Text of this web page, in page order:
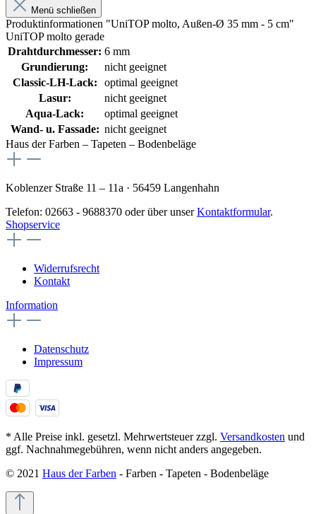
Menü schließen
Produktinformationen "UniTOP molto, Außen-Ø 35 mm - 5 cm"
UniTOP molto gerade
Drahtdurchmesser: 6 mm
Grundierung:
nicht geeignet
Classic-LH-Lack:
optimal geeignet
Lasur:
nicht geeignet
Aqua-Lack:
optimal geeignet
Wand- u. Fassade: nicht geeignet
Haus der Farben – Tapeten – Bodenbeläge
Koblenzer Straße 11 – 11a · 56459 Langenhahn
Telefon: 02663 - 9688370 oder über unserKontaktformular.
Shopservice
Widerrufsrecht
Kontakt
Information
Datenschutz
Impressum
* Alle Preise inkl. gesetzl. Mehrwertsteuer zzgl. Versandkosten und
ggf. Nachnahmegebühren, wenn nicht anders angegeben.
© 2021 Haus der Farben - Farben - Tapeten - Bodenbeläge